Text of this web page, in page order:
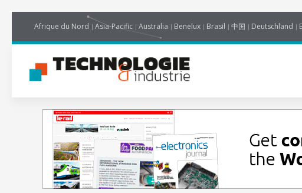
Afrique du Nord Asia-Pacific Australia Benelux Brasil 中国 Deutschland